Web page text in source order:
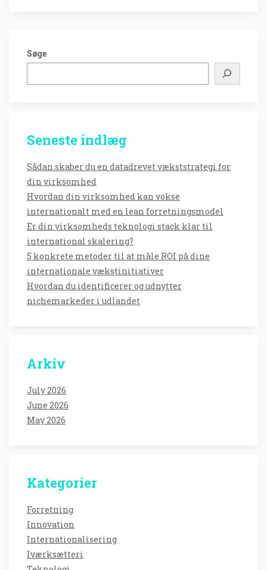
Søge
Seneste indlæg
Sådan skaber du en datadrevet vækststrategi for
din virksomhed
Hvordan din virksomhed kan vokse
internationalt med en lean forretningsmodel
Er din virksomheds teknologi stack klar til
international skalering?
5 konkrete metoder til at måle ROI på dine
internationale vækstinitiativer
Hvordan du identificerer og udnytter
nichemarkeder i udlandet
Arkiv
July 2026
June 2026
May 2026
Kategorier
Forretning
Innovation
Internationalisering
Iværksætteri